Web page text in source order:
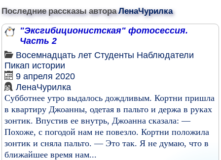
Последние рассказы автораЛенаЧурилка
"Эксгибиционистская" фотосессия.
Часть 2
Восемнадцать лет Студенты Наблюдатели
Пикап истории
9 апреля 2020
ЛенаЧурилка
Субботнее утро выдалось дождливым. Кортни пришла
в квартиру Джоанны, одетая в пальто и держа в руках
зонтик. Впустив ее внутрь, Джоанна сказала: —
Похоже, с погодой нам не повезло. Кортни положила
зонтик и сняла пальто. — Это так. Я не думаю, что в
ближайшее время нам...